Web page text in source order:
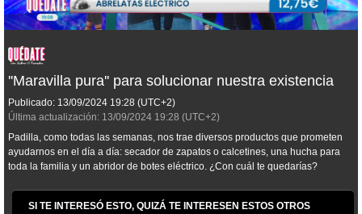
''Maravilla pura'' para solucionar nuestra existencia
Publicado: 13/09/2024 19:28 (UTC+2)
Última actualización: 13/09/2024 19:28 (UTC+2)
Padilla, como todas las semanas, nos trae diversos productos que prometen
ayudarnos en el día a día: secador de zapatos o calcetines, una hucha para
toda la familia y un abridor de botes eléctrico. ¿Con cuál te quedarías?
SI TE INTERESÓ ESTO, QUIZÁ TE INTERESEN ESTOS OTROS